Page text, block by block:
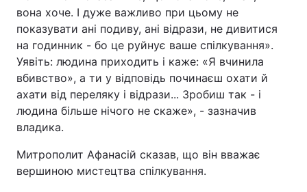
Тема оформлення
вона хоче. І дуже важливо при цьому не
показувати ані подиву, ані відрази, не дивитися
на годинник - бо це руйнує ваше спілкування».
Уявіть: людина приходить і каже: «Я вчинила
вбивство», а ти у відповідь починаєш охати й
ахати від переляку і відрази... Зробиш так - і
людина більше нічого не скаже», - зазначив
владика.
Митрополит Афанасій сказав, що він вважає
вершиною мистецтва спілкування.